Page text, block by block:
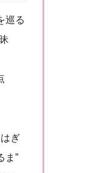
巡る
ぎ
ま”